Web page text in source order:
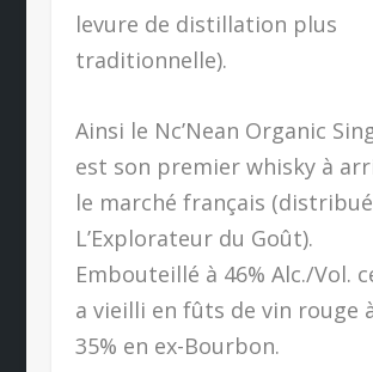
levure de distillation plus
traditionnelle).
Ainsi le Nc’Nean Organic
est son premier whisky à
le marché français
L’Explorateur du Goût).
Embouteillé à 46% Alc./Vol.
a vieilli en fûts de vin rouge
35% en ex-Bourbon.